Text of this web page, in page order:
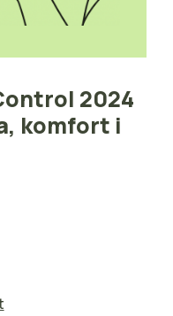
2024
komfort i